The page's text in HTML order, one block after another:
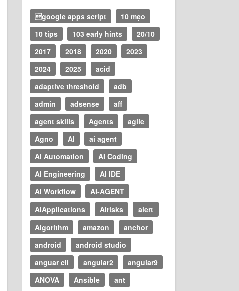
google apps script
10 mẹo
10 tips
103 early hints
20/10
2017
2018 2020
2023
2024
2025
acid
adaptive threshold
adb
admin
adsense
aff
agent skills
Agents
agile
Agno
AI
ai agent
AI Automation
AI Coding
AI Engineering
AI IDE
AI Workflow
AI-AGENT
AIApplications
AIrisks
alert
Algorithm
amazon
anchor
android
android studio
anguar cli
angular2
angular9
ANOVA
Ansible ant